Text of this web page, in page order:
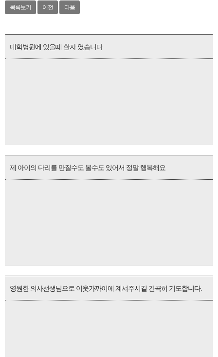
목록보기 이전 다음
대학병원에 있을때 환자 였습니다
제 아이의 다리를 만질수도 볼수도 있어서 정말 행복해요
영원한 의사선생님으로 이웃가까이에 계셔주시길 간곡히 기도합니다.